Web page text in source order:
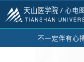
天山医学院 / 心电
不一定伴有心